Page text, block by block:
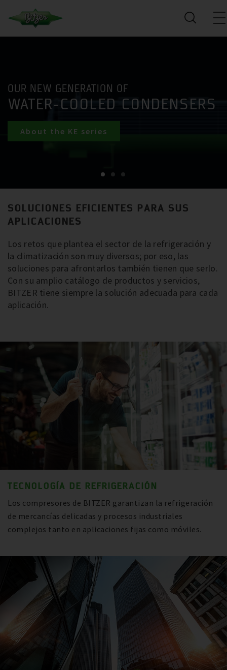
OUR NEW GENERATION OF
WATER-COOLED CONDENSERS
About the KE series
SOLUCIONES EFICIENTES PARA SUS
APLICACIONES
Los retos que plantea el sector de la refrigeración y
la climatización son muy diversos; por eso, las
soluciones para afrontarlos también tienen que serlo.
Con su amplio catálogo de productos y servicios,
BITZER tiene siempre la solución adecuada para cada
aplicación.
TECNOLOGÍA DE REFRIGERACIÓN
Los compresores de BITZER garantizan la refrigeración
de mercancías delicadas y procesos industriales
complejos tanto en aplicaciones fijas como móviles.